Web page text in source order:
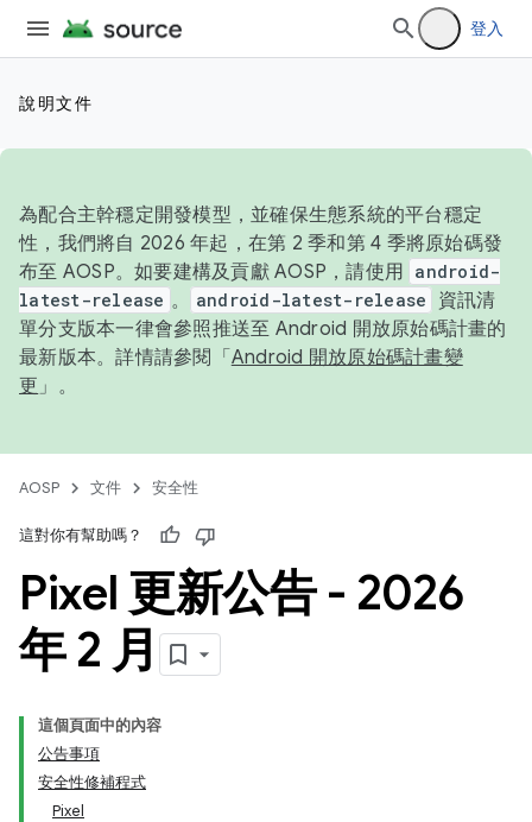
登入
說明文件
為配合主幹穩定開發模型，並確保生態系統的平台穩定
性，我們將自 2026 年起，在第 2 季和第 4 季將原始碼發
布至 AOSP。如要建構及貢獻 AOSP，請使用 android-
latest-release 。 android-latest-release
資訊清
單分支版本一律會參照推送至 Android 開放原始碼計畫的
最新版本。詳情請參閱「 Android 開放原始碼計畫變
更 」。
AOSP 文件 安全性
這對你有幫助嗎？
Pixel 更新公告 - 2026
年 2 月
這個頁面中的內容
公告事項
安全性修補程式
Pixel